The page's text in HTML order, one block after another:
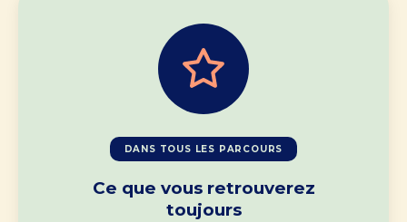
DANS TOUS LES PARCOURS
Ce que vous retrouverez
toujours